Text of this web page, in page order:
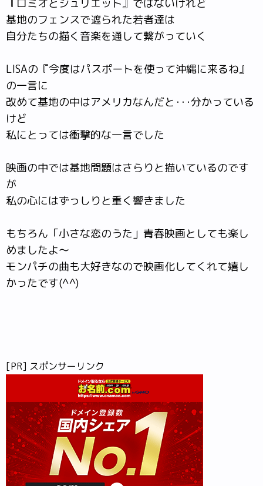
『ロミオとジュリエット』ではないけれど
基地のフェンスで遮られた若者達は
自分たちの描く音楽を通して繋がっていく
LISAの『今度はパスポートを使って沖縄に来るね』
の一言に
改めて基地の中はアメリカなんだと･･･分かっている
けど
私にとっては衝撃的な一言でした
映画の中では基地問題はさらりと描いているのです
が
私の心にはずっしりと重く響きました
もちろん「小さな恋のうた」青春映画としても楽し
めましたよ～
モンパチの曲も大好きなので映画化してくれて嬉し
かったです(^^)
[PR] スポンサーリンク